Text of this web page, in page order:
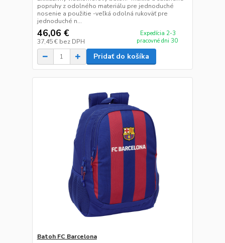
popruhy z odolného materiálu pre jednoduché
nosenie a použitie -veľká odolná rukoväť pre
jednoduché n...
46,06 €
37,45 € bez DPH
Expedícia 2-3
pracovné dni 30
Pridať do košíka
Batoh FC Barcelona